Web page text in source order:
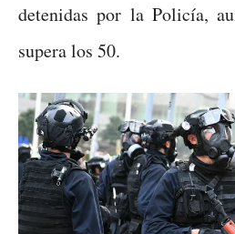
detenidas por la Policía,
supera los 50.